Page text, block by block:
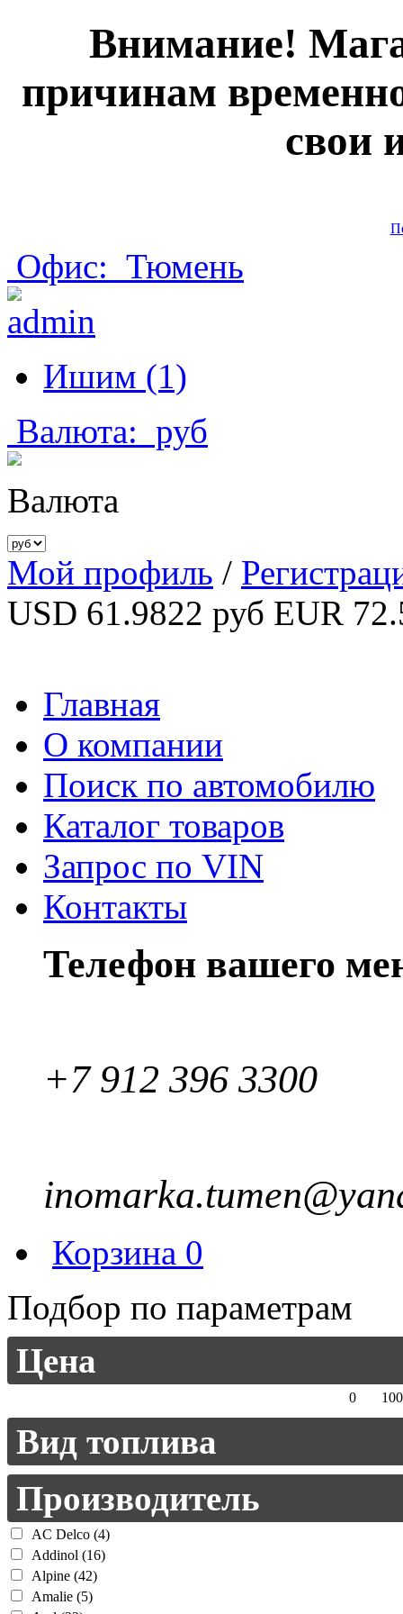
Внимание!
причинам
свои
Офис: Тюмень
Ишим (1)
Валюта: руб
Валюта
Мой профиль /
USD 61.9822 руб EUR
Главная
О компании
Поиск по автомобилю
Каталог товаров
Запрос по VIN
Контакты
Телефон вашего
+7 912 396 3300
Корзина 0
Подбор по параметрам
Цена
0
Вид топлива
Производитель
AC Delco (4)
Addinol (16)
Alpine (42)
Amalie (5)